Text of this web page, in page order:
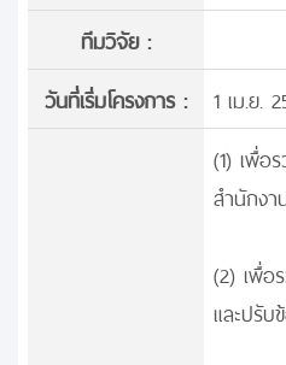
ทีมวิจัย :
วันที่เริ่มโครงการ :
1 เม.ย.
(1) เพื่อ
สำนักงา
(2) เพื่อ
และปรับ